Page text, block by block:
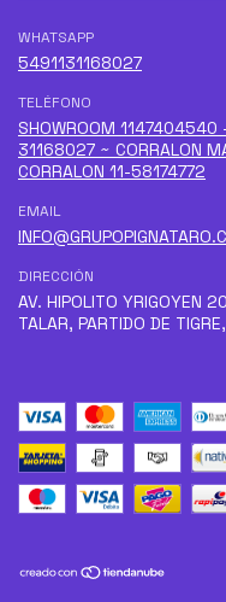
WHATSAPP
5491131168027
TELÉFONO
SHOWROOM 1147404540
31168027 ~ CORRALON
CORRALON 11-58174772
EMAIL
DIRECCIÓN
AV. HIPOLITO YRIGOYEN
TALAR, PARTIDO DE